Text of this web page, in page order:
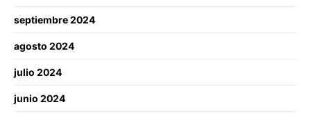
septiembre 2024
agosto 2024
julio 2024
junio 2024